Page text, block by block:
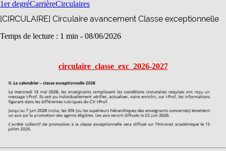
1er degréCarrièreCirculaires
[CIRCULAIRE] Circulaire avancement Classe exceptionnelle
Temps de lecture : 1 min - 08/06/2026
circulaire_classe_exc_2026-2027